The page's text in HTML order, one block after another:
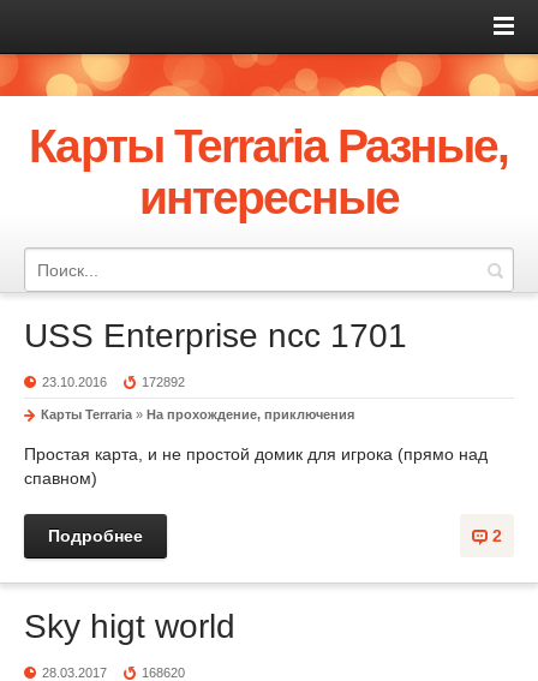
Карты Terraria Разные,
интересные
USS Enterprise ncc 1701
23.10.2016 172892
Карты Terraria » На прохождение, приключения
Простая карта, и не простой домик для игрока (прямо над
спавном)
2
Подробнее
Sky higt world
28.03.2017 168620